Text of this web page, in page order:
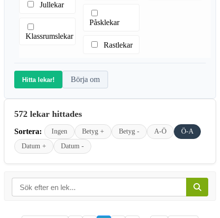
Jullekar
Klassrumslekar
Påsklekar
Rastlekar
Hitta lekar! Börja om
572 lekar hittades
Sortera: Ingen Betyg + Betyg - A-Ö
Ö-A
Datum +
Datum -